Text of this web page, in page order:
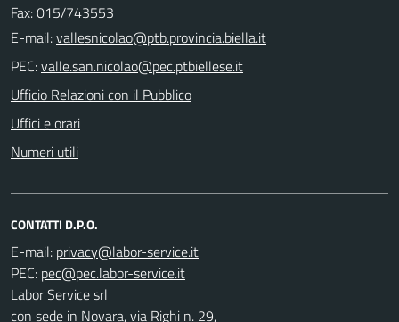
Fax: 015/743553
E-mail:
PEC:
Ufficio Relazioni con il Pubblico
Uffici e orari
Numeri utili
CONTATTI D.P.O.
E-mail:
PEC:
Labor Service srl
con sede in Novara, via Righi n. 29,